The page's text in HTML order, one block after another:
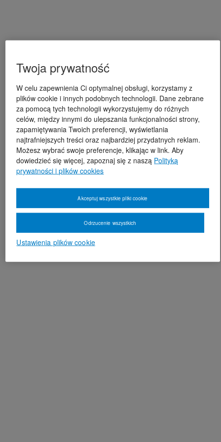
Twoja prywatność
W celu zapewnienia Ci optymalnej obsługi, korzystamy z
plików cookie i innych podobnych technologii. Dane zebrane
za pomocą tych technologii wykorzystujemy do różnych
celów, między innymi do ulepszania funkcjonalności strony,
zapamiętywania Twoich preferencji, wyświetlania
najtrafniejszych treści oraz najbardziej przydatnych reklam.
Możesz wybrać swoje preferencje, klikając w link. Aby
dowiedzieć się więcej, zapoznaj się z naszą Polityką
prywatności i plików cookies
Ustawienia plików cookie
Odrzucenie wszystkich
Akceptuj wszystkie pliki cookie